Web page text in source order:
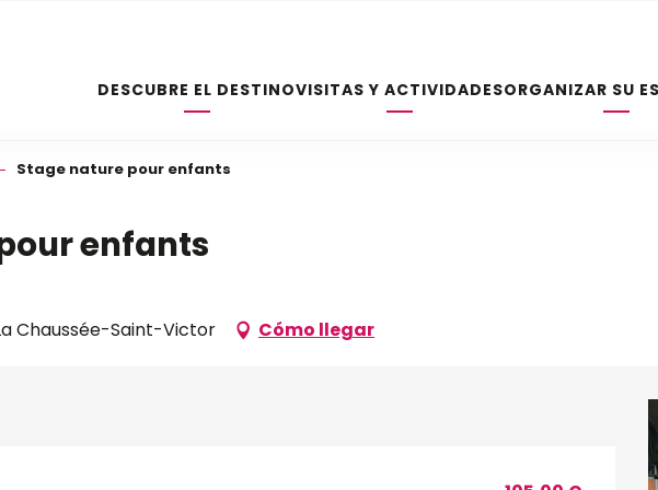
DESCUBRE EL DESTINOVISITAS Y ACTIVIDADESORGANIZAR SU
Stage nature pour enfants
enfants
Chaussée-Saint-Victor Cómo llegar